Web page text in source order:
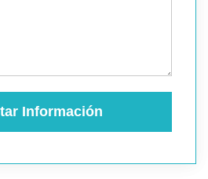
Información